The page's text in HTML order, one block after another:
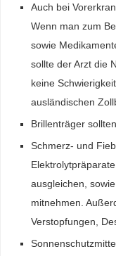
Auch bei
Wenn man zum
sowie
sollte der Arzt die
keine
ausländischen
Brillenträger
Schmerz- und
ausgleichen,
mitnehmen.
Verstopfungen,